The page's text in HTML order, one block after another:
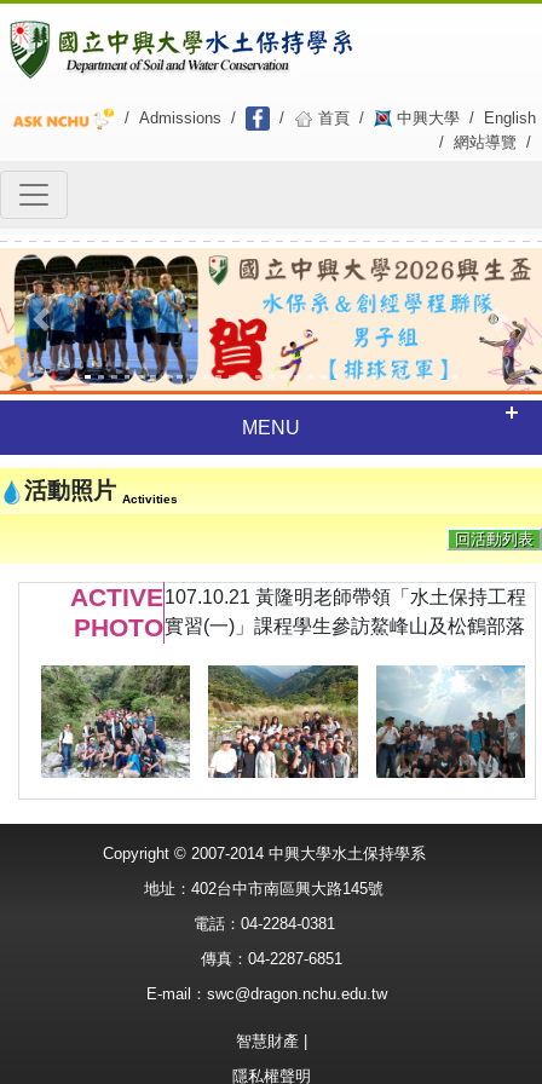
/ Admissions / / 首頁 / 中興大學 /
English
/ 網站導覽 /
Previous Next
MENU
活動照片 Activities
回活動列表
ACTIVE
PHOTO
107.10.21 黃隆明老師帶領「水土保持工程
實習(一)」課程學生參訪鰲峰山及松鶴部落
Copyright © 2007-2014 中興大學水土保持學系
地址：402台中市南區興大路145號
電話：04-2284-0381
傳真：04-2287-6851
E-mail： swc@dragon.nchu.edu.tw
智慧財產
隱私權聲明